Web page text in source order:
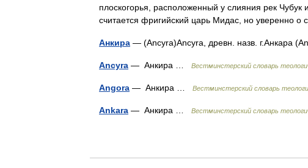
плоскогорья, расположенный у слияния рек
считается фригийский царь Мидас, но уверенно
Анкира — (Ancyra)Ancyra, древн. назв. г.Анкара
Ancyra — Анкира … Вестминстерский словарь
Angora — Анкира … Вестминстерский словарь
Ankara — Анкира … Вестминстерский словарь